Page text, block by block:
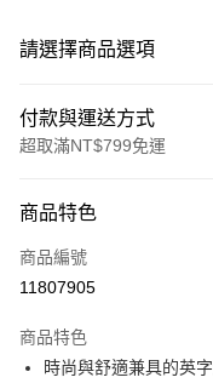
請選擇商品選項
付款與運送方式
超取滿NT$799免運
信用卡一次付款
超商取貨付款
Apple Pay
商品特色
商品編號
11807905
商品特色
時尚與舒適兼具的英